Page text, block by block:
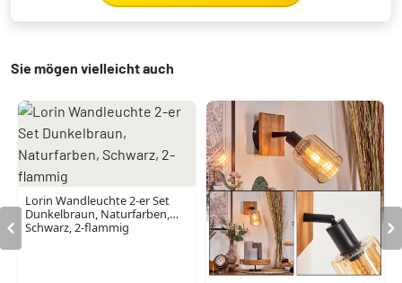
Sie mögen vielleicht auch
Lorin Wandleuchte 2-er Set
Dunkelbraun, Naturfarben,
Schwarz, 2-flammig